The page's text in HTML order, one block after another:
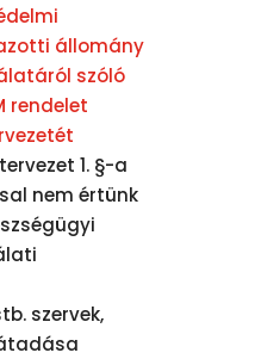
állomány
szóló
rendelet
1. §-a
nem értünk
szervek,